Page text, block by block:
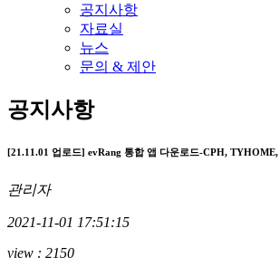
공지사항
자료실
뉴스
문의 & 제안
공지사항
[21.11.01 업로드] evRang 통합 앱 다운로드-CPH,
관리자
2021-11-01 17:51:15
view : 2150